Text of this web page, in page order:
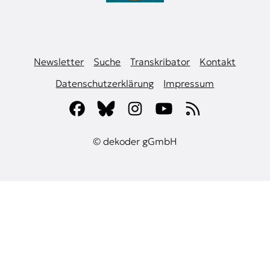
Newsletter Suche Transkribator
Kontakt
Datenschutzerklärung
Impressum
© dekoder gGmbH